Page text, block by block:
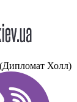
Холл)